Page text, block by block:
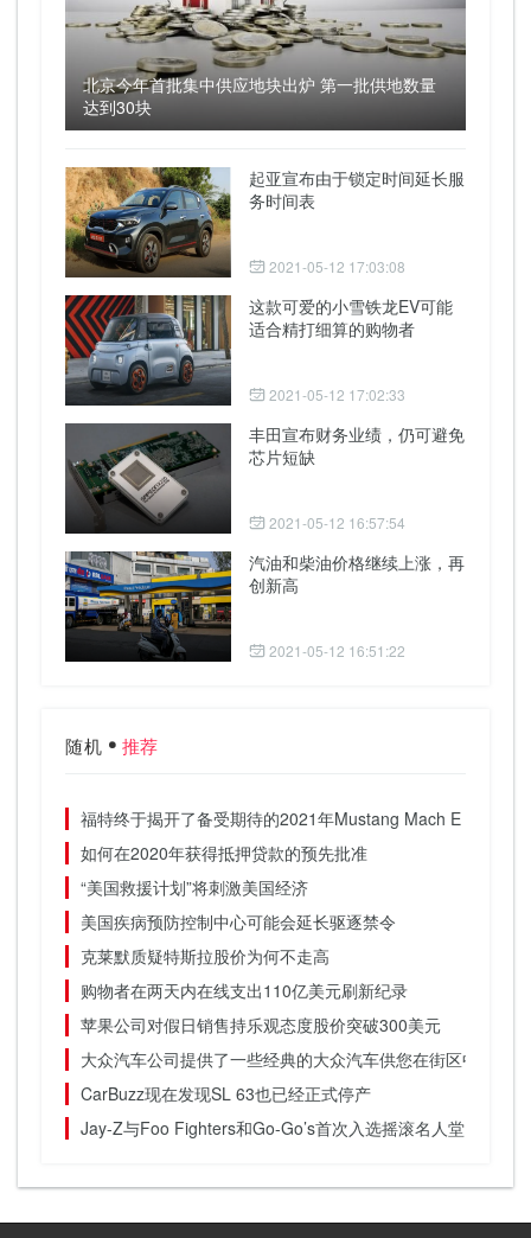
北京今年首批集中供应地块出炉 第一批供地数量
达到30块
起亚宣布由于锁定时间延长服
务时间表
2021-05-12 17:03:08
这款可爱的小雪铁龙EV可能
适合精打细算的购物者
2021-05-12 17:02:33
丰田宣布财务业绩，仍可避免
芯片短缺
2021-05-12 16:57:54
汽油和柴油价格继续上涨，再
创新高
2021-05-12 16:51:22
随机 推荐
福特终于揭开了备受期待的2021年Mustang Mach E SUV的
如何在2020年获得抵押贷款的预先批准
“美国救援计划”将刺激美国经济
美国疾病预防控制中心可能会延长驱逐禁令
克莱默质疑特斯拉股价为何不走高
购物者在两天内在线支出110亿美元刷新纪录
苹果公司对假日销售持乐观态度股价突破300美元
大众汽车公司提供了一些经典的大众汽车供您在街区中行驶
CarBuzz现在发现SL 63也已经正式停产
Jay-Z与Foo Fighters和Go-Go’s首次入选摇滚名人堂